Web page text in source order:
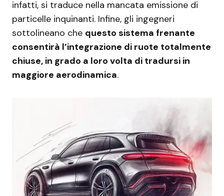
infatti, si traduce nella mancata emissione di
particelle inquinanti. Infine, gli ingegneri
sottolineano che questo sistema frenante
consentirà l’integrazione di ruote totalmente
chiuse, in grado a loro volta di tradursi in
maggiore aerodinamica.